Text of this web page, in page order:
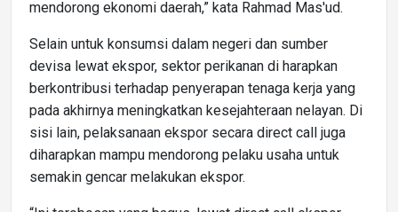
mendorong ekonomi daerah,” kata Rahmad Mas'ud.
Selain untuk konsumsi dalam negeri dan sumber
devisa lewat ekspor, sektor perikanan di harapkan
berkontribusi terhadap penyerapan tenaga kerja yang
pada akhirnya meningkatkan kesejahteraan nelayan. Di
sisi lain, pelaksanaan ekspor secara direct call juga
diharapkan mampu mendorong pelaku usaha untuk
semakin gencar melakukan ekspor.